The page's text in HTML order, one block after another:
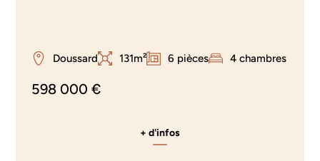
Doussard 131m² 6 pièces 4 chambres
598 000 €
+ d'infos